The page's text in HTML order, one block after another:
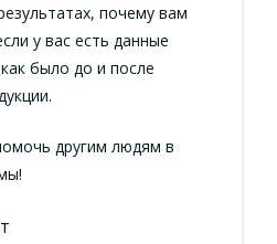
почему вам
у вас есть данные
было до и после
другим людям в